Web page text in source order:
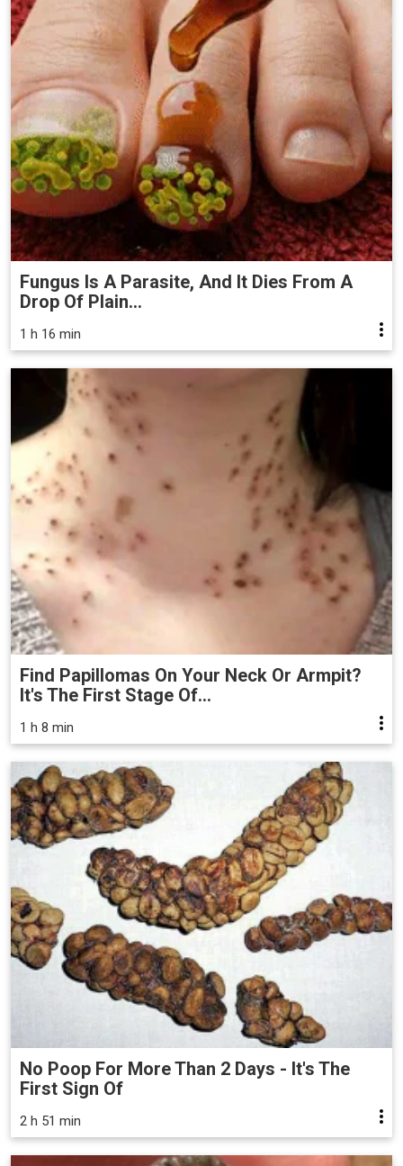
Fungus Is A Parasite, And It Dies From A
Drop Of Plain...
1 h 16 min
Find Papillomas On Your Neck Or Armpit?
It's The First Stage Of...
1 h 8 min
No Poop For More Than 2 Days - It's The
First Sign Of
2 h 51 min